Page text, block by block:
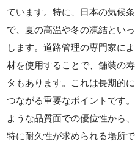
ています。特に、日本の気候
で、夏の高温や冬の凍結とい
します。道路管理の専門家に
材を使用することで、舗装の
タもあります。これは長期的
つながる重要なポイントです
ような品質面での優位性から
特に耐久性が求められる場所